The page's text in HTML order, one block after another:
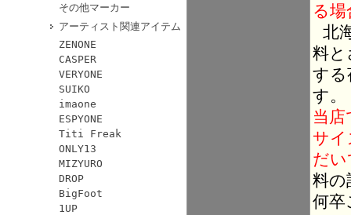
その他マーカー
アーティスト関連アイテム
ZENONE
CASPER
VERYONE
SUIKO
imaone
ESPYONE
Titi Freak
ONLY13
MIZYURO
DROP
BigFoot
1UP
る
北
料と
する
す。
当
サ
だ
料の
何卒